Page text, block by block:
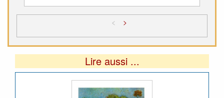
< >
Lire aussi ...